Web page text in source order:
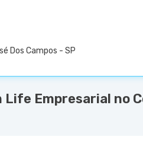
Dos Campos - SP
Empresarial no